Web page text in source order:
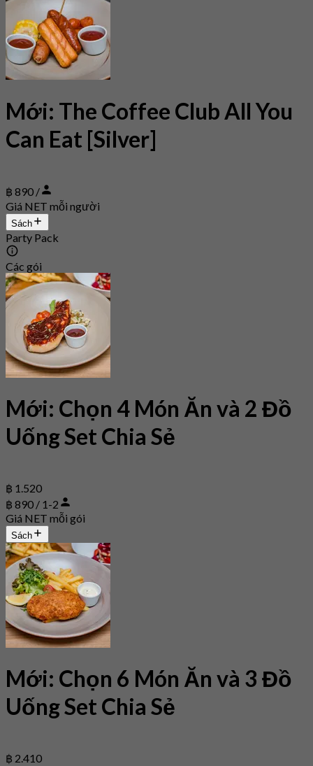
Mới: The Coffee Club All You
Can Eat [Silver]
฿ 890 /
Giá NET mỗi người
Sách
Party Pack
Các gói
Mới: Chọn 4 Món Ăn và 2 Đồ
Uống Set Chia Sẻ
฿ 1.520
฿ 890 / 1-2
Giá NET mỗi gói
Sách
Mới: Chọn 6 Món Ăn và 3 Đồ
Uống Set Chia Sẻ
฿ 2.410